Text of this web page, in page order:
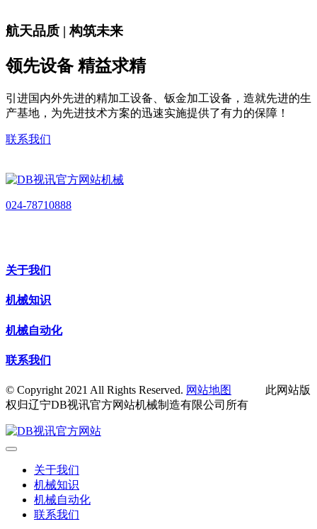
航天品质 | 构筑未来
领先设备 精益求精
引进国内外先进的精加工设备、钣金加工设备，造就先进的生
产基地，为先进技术方案的迅速实施提供了有力的保障！
联系我们
024-78710888
关于我们
机械知识
机械自动化
联系我们
© Copyright 2021 All Rights Reserved. 网站地图
此网站版
权归辽宁DB视讯官方网站机械制造有限公司所有
关于我们
机械知识
机械自动化
联系我们